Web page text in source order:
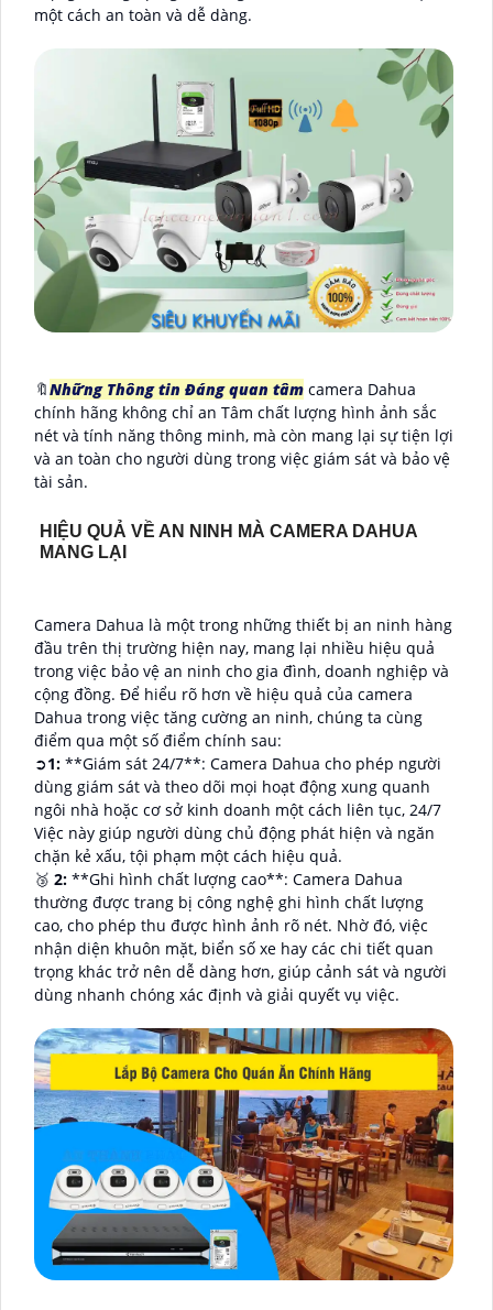
một cách an toàn và dễ dàng.
🔖Những Thông tin Đáng quan tâm camera Dahua
chính hãng không chỉ an Tâm chất lượng hình ảnh sắc
nét và tính năng thông minh, mà còn mang lại sự tiện lợi
và an toàn cho người dùng trong việc giám sát và bảo vệ
tài sản.
HIỆU QUẢ VỀ AN NINH MÀ CAMERA DAHUA
MANG LẠI
Camera Dahua là một trong những thiết bị an ninh hàng
đầu trên thị trường hiện nay, mang lại nhiều hiệu quả
trong việc bảo vệ an ninh cho gia đình, doanh nghiệp và
cộng đồng. Để hiểu rõ hơn về hiệu quả của camera
Dahua trong việc tăng cường an ninh, chúng ta cùng
điểm qua một số điểm chính sau:
➲1: **Giám sát 24/7**: Camera Dahua cho phép người
dùng giám sát và theo dõi mọi hoạt động xung quanh
ngôi nhà hoặc cơ sở kinh doanh một cách liên tục, 24/7
Việc này giúp người dùng chủ động phát hiện và ngăn
chặn kẻ xấu, tội phạm một cách hiệu quả.
🥉 2: **Ghi hình chất lượng cao**: Camera Dahua
thường được trang bị công nghệ ghi hình chất lượng
cao, cho phép thu được hình ảnh rõ nét. Nhờ đó, việc
nhận diện khuôn mặt, biển số xe hay các chi tiết quan
trọng khác trở nên dễ dàng hơn, giúp cảnh sát và người
dùng nhanh chóng xác định và giải quyết vụ việc.